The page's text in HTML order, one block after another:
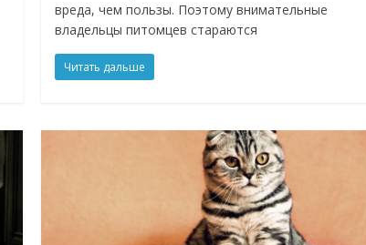
вреда, чем пользы. Поэтому внимательные
владельцы питомцев стараются
Читать дальше